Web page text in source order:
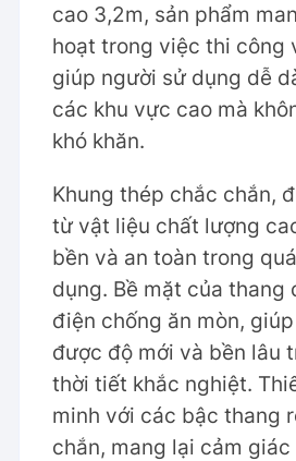
cao 3,2m, sản phẩm
hoạt trong việc thi công
giúp người sử dụng dễ
các khu vực cao mà
khó khăn.
Khung thép chắc chắn,
từ vật liệu chất lượng
bền và an toàn trong
dụng. Bề mặt của thang
điện chống ăn mòn,
được độ mới và bền lâu
thời tiết khắc nghiệt.
minh với các bậc thang
chắn, mang lại cảm